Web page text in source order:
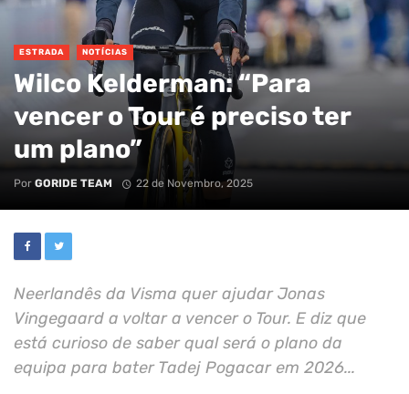
ESTRADA NOTÍCIAS
Wilco Kelderman: “Para
vencer o Tour é preciso ter
um plano”
Por GORIDE TEAM 22 de Novembro, 2025
Neerlandês da Visma quer ajudar Jonas
Vingegaard a voltar a vencer o Tour. E diz que
está curioso de saber qual será o plano da
equipa para bater Tadej Pogacar em 2026...